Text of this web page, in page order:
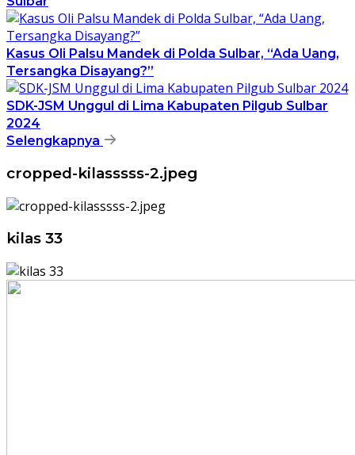
Kasus Oli Palsu Mandek di Polda Sulbar, “Ada Uang,
Tersangka Disayang?”
SDK-JSM Unggul di Lima Kabupaten Pilgub Sulbar
2024
Selengkapnya
cropped-kilasssss-2.jpeg
kilas 33